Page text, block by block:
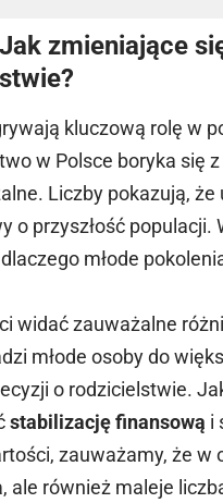
zmieniające
kluczową rolę w
w Polsce boryka
Liczby pokazują,
o przyszłość
młode
widać zauważalne
młode osoby do
o rodzicielstwie.
stabilizację finansową i
zauważamy, że
ale również maleje